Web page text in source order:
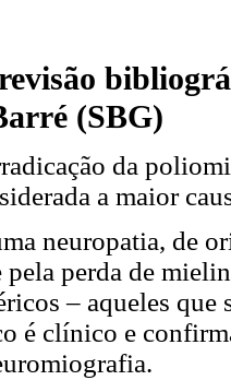
(SBG)
da
a maior
neuropatia, de
pela perda de
– aqueles que
é clínico e